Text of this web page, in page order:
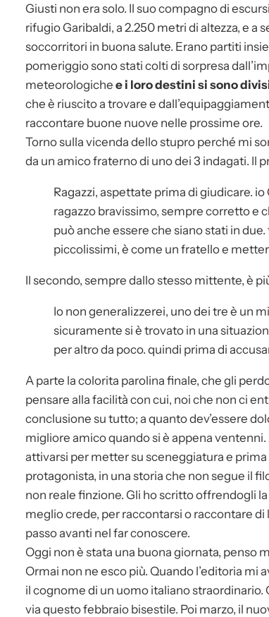
Giusti non era solo. Il suo compagno di
rifugio Garibaldi, a 2.250 metri di altezza, e a
soccorritori in buona salute. Erano partiti
pomeriggio sono stati colti di sorpresa
meteorologiche e i loro destini si sono
che è riuscito a trovare e
raccontare buone nuove nelle prossime ore.
Torno sulla vicenda dello stupro perché mi
da un amico fraterno di uno dei 3 indagati. Il
Ragazzi, aspettate prima di giudicare.
ragazzo bravissimo, sempre corretto e
può anche essere che siano stati in
piccolissimi, è come un fratello e
Il secondo, sempre dallo stesso mittente, è
Io non generalizzerei, uno dei tre è un
sicuramente si è trovato in una
per altro da poco. quindi prima di
A parte la colorita parolina finale, che gli
pensare alla facilità con cui, noi che non ci
conclusione su tutto; a quanto dev’essere
migliore amico quando si è appena
attivarsi per metter su sceneggiatura e
protagonista, in una storia che non segue il
non reale finzione. Gli ho scritto offrendogli
meglio crede, per raccontarsi o raccontare
passo avanti nel far conoscere.
Oggi non è stata una buona giornata, penso
Ormai non ne esco più. Quando l’editoria
il cognome di un uomo italiano
via questo febbraio bisestile. Poi marzo, il